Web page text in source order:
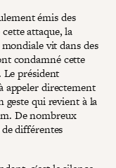
émis des
attaque, la
vit dans des
condamné cette
président
appeler directement
geste qui revient à la
De nombreux
différentes